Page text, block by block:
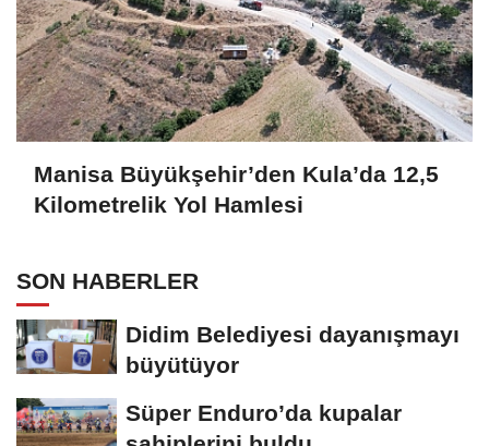
Manisa Büyükşehir’den Kula’da 12,5
Kilometrelik Yol Hamlesi
SON HABERLER
Didim Belediyesi dayanışmayı
büyütüyor
Süper Enduro’da kupalar